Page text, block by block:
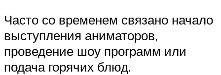
Часто со временем связано начало
выступления аниматоров,
проведение шоу программ или
подача горячих блюд.